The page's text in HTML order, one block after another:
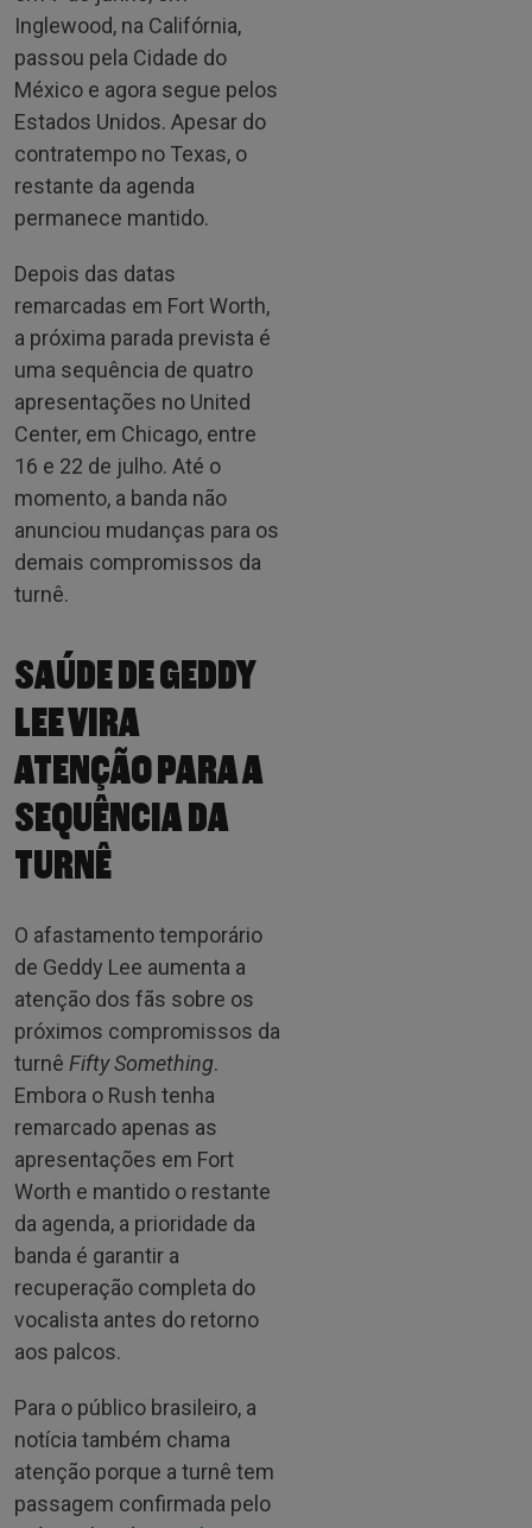
Inglewood, na Califórnia,
passou pela Cidade do
México e agora segue pelos
Estados Unidos. Apesar do
contratempo no Texas, o
restante da agenda
permanece mantido.
Depois das datas
remarcadas em Fort Worth,
a próxima parada prevista é
uma sequência de quatro
apresentações no United
Center, em Chicago, entre
16 e 22 de julho. Até o
momento, a banda não
anunciou mudanças para os
demais compromissos da
turnê.
SAÚDE DE GEDDY
LEE VIRA
ATENÇÃO PARA A
SEQUÊNCIA DA
TURNÊ
O afastamento temporário
de Geddy Lee aumenta a
atenção dos fãs sobre os
próximos compromissos da
turnê Fifty Something.
Embora o Rush tenha
remarcado apenas as
apresentações em Fort
Worth e mantido o restante
da agenda, a prioridade da
banda é garantir a
recuperação completa do
vocalista antes do retorno
aos palcos.
Para o público brasileiro, a
notícia também chama
atenção porque a turnê tem
passagem confirmada pelo